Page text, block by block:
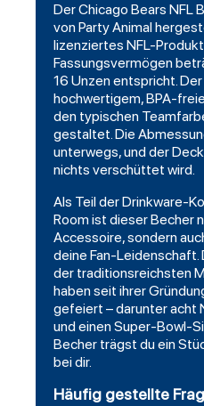
Der Chicago Bears NFL
von Party Animal
lizenziertes NFL-
Fassungsvermögen
16 Unzen entspricht.
hochwertigem, BPA-
den typischen
gestaltet. Die
unterwegs, und der
nichts verschüttet wird.
Als Teil der Drinkware-
Room ist dieser Becher
Accessoire, sondern
deine Fan-Leidenschaft.
der traditionsreichsten
haben seit ihrer
gefeiert – darunter acht
und einen Super-Bowl-
Becher trägst du ein
bei dir.
Häufig gestellte